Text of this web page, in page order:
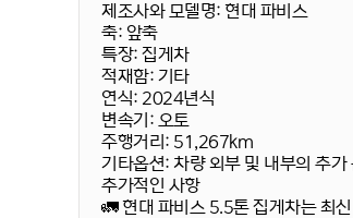
제조사와 모델명: 현대 파비스
축: 앞축
특장: 집게차
적재함: 기타
연식: 2024년식
변속기: 오토
주행거리: 51,267km
기타옵션: 차량 외부 및 내부의 추
추가적인 사항
🚛현대 파비스 5.5톤 집게차는 최